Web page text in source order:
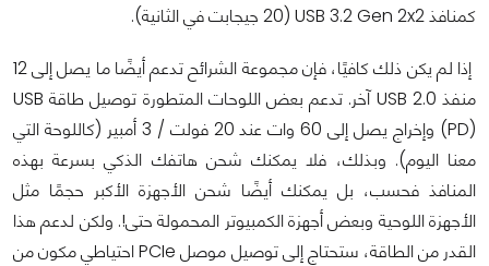
كمنافذ USB 3.2 Gen 2x2 (20 جيجابت في الثانية).
إذا لم يكن ذلك كافيًا، فإن مجموعة الشرائح تدعم أيضًا ما يصل إلى 12
منفذ USB 2.0 آخر. تدعم بعض اللوحات المتطورة توصيل طاقة USB
(PD) وإخراج يصل إلى 60 وات عند 20 فولت / 3 أمبير (كاللوحة التي
معنا اليوم). وبذلك، فلا يمكنك شحن هاتفك الذكي بسرعة بهذه
المنافذ فحسب، بل يمكنك أيضًا شحن الأجهزة الأكبر حجمًا مثل
الأجهزة اللوحية وبعض أجهزة الكمبيوتر المحمولة حتى!. ولكن لدعم هذا
القدر من الطاقة، ستحتاج إلى توصيل موصل PCIe احتياطي مكون من